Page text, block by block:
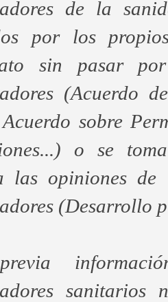
de la
por los
sin pasar
(Acuerdo
sobre
o se
las opiniones de
(Desarrollo